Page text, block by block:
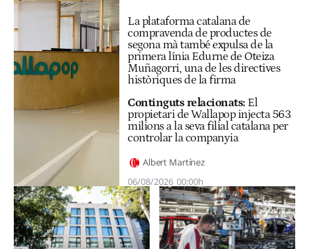
La plataforma catalana de
compravenda de productes de
segona mà també expulsa de la
primera línia Edurne de Oteiza
Muñagorri, una de les directives
històriques de la firma
Continguts relacionats: El
propietari de Wallapop injecta 563
milions a la seva filial catalana per
controlar la companyia
Albert Martínez
06/08/2026 00:00h